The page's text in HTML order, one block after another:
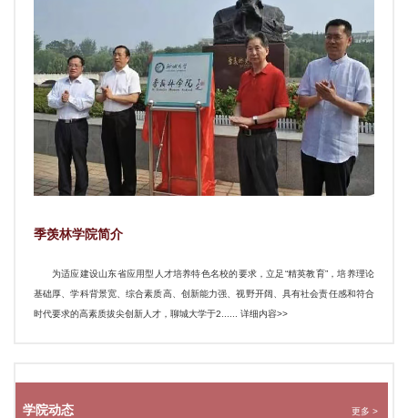
季羡林学院简介
为适应建设山东省应用型人才培养特色名校的要求，立足“精英教育”，培养理论
基础厚、学科背景宽、综合素质高、创新能力强、视野开阔、具有社会责任感和符合
时代要求的高素质拔尖创新人才，聊城大学于2...... 详细内容>>
学院动态 更多 >